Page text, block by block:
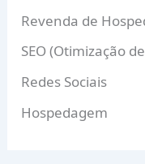
Revenda de
SEO (Otimização
Redes Sociais
Hospedagem